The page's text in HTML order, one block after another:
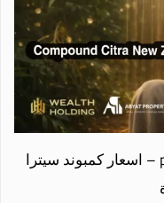
price Compound Citra New Zayed – اسعار كمبوند سيترا